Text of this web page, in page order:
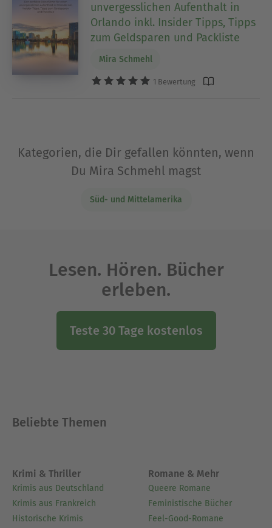
unvergesslichen Aufenthalt in
Orlando inkl. Insider Tipps, Tipps
zum Geldsparen und Packliste
Mira Schmehl
1 Bewertung
Kategorien, die Dir gefallen könnten, wenn
Du Mira Schmehl magst
Süd- und Mittelamerika
Lesen. Hören. Bücher
erleben.
Teste 30 Tage kostenlos
Beliebte Themen
Krimi & Thriller
Krimis aus Deutschland
Krimis aus Frankreich
Historische Krimis
Romane & Mehr
Queere Romane
Feministische Bücher
Feel-Good-Romane